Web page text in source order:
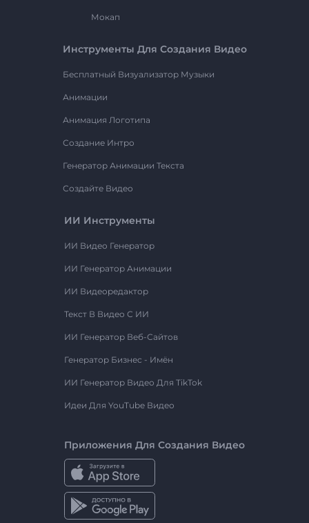
Мокап
Инструменты Для Создания Видео
Бесплатный Визуализатор Музыки
Анимации
Анимация Логотипа
Создание Интро
Генератор Анимации Текста
Создайте Видео
ИИ Инструменты
ИИ Видео Генератор
ИИ Генератор Анимации
ИИ Видеоредактор
Текст В Видео С ИИ
ИИ Генератор Веб-Сайтов
Генератор Бизнес - Имён
ИИ Генератор Видео Для TikTok
Идеи Для YouTube Видео
Приложения Для Создания Видео